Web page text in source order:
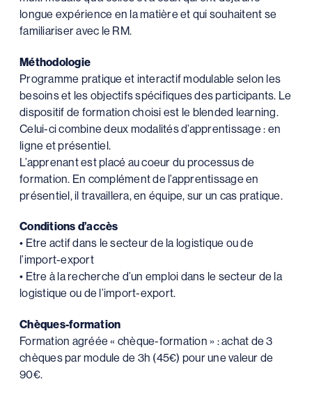
longue expérience en la matière et qui souhaitent se
familiariser avec le RM.
Méthodologie
Programme pratique et interactif modulable selon les
besoins et les objectifs spécifiques des participants. Le
dispositif de formation choisi est le blended learning.
Celui-ci combine deux modalités d’apprentissage : en
ligne et présentiel.
L’apprenant est placé au coeur du processus de
formation. En complément de l’apprentissage en
présentiel, il travaillera, en équipe, sur un cas pratique.
Conditions d’accès
• Etre actif dans le secteur de la logistique ou de
l’import-export
• Etre à la recherche d’un emploi dans le secteur de la
logistique ou de l’import-export.
Chèques-formation
Formation agréée « chèque-formation » : achat de 3
chèques par module de 3h (45€) pour une valeur de
90€.